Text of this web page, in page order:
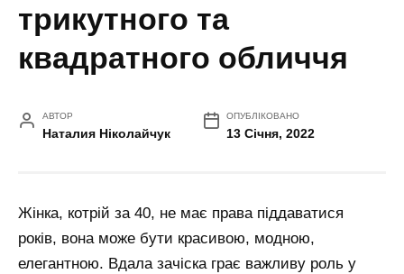
трикутного та
квадратного обличчя
АВТОР
Наталия Ніколайчук
ОПУБЛІКОВАНО
13 Січня, 2022
Жінка, котрій за 40, не має права піддаватися
років, вона може бути красивою, модною,
елегантною. Вдала зачіска грає важливу роль у